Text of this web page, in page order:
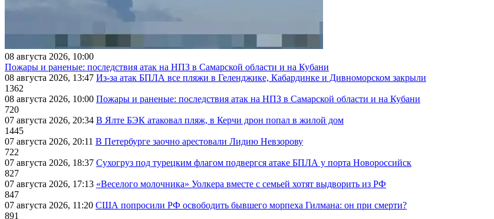
08 августа 2026, 10:00
Пожары и раненые: последствия атак на НПЗ в Самарской области и на Кубани
08 августа 2026, 13:47 Из-за атак БПЛА все пляжи в Геленджике, Кабардинке и Дивноморском закрыли
1362
08 августа 2026, 10:00 Пожары и раненые: последствия атак на НПЗ в Самарской области и на Кубани
720
07 августа 2026, 20:34 В Ялте БЭК атаковал пляж, в Керчи дрон попал в жилой дом
1445
07 августа 2026, 20:11 В Петербурге заочно арестовали Лидию Невзорову
722
07 августа 2026, 18:37 Сухогруз под турецким флагом подвергся атаке БПЛА у порта Новороссийск
827
07 августа 2026, 17:13 «Веселого молочника» Уолкера вместе с семьей хотят выдворить из РФ
847
07 августа 2026, 11:20 США попросили РФ освободить бывшего морпеха Гилмана: он при смерти?
891